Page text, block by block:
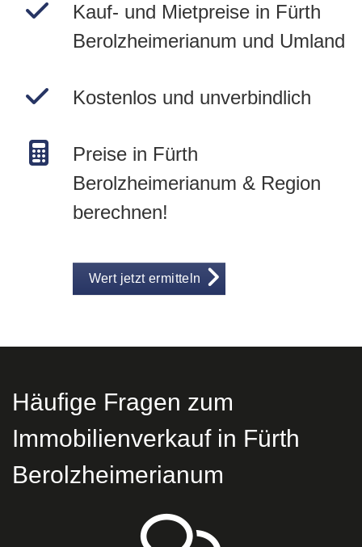
Kauf- und Mietpreise in Fürth
Berolzheimerianum und Umland
Kostenlos und unverbindlich
Preise in Fürth
Berolzheimerianum & Region
berechnen!
Wert jetzt ermitteln
Häufige Fragen zum
Immobilienverkauf in Fürth
Berolzheimerianum